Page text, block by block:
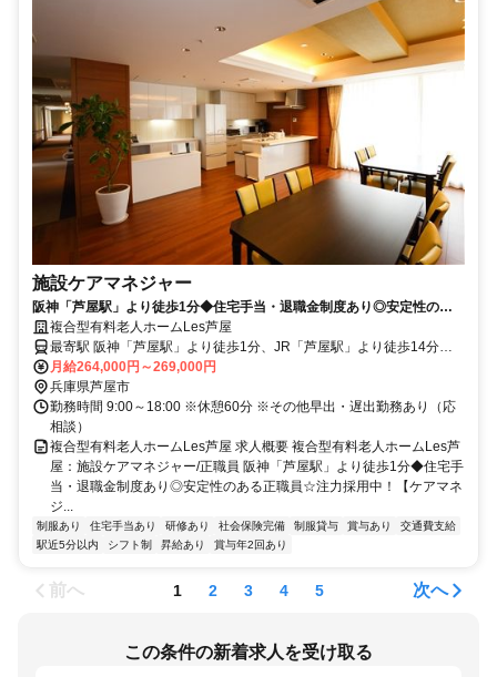
施設ケアマネジャー
阪神「芦屋駅」より徒歩1分◆住宅手当・退職金制度あり◎安定性のあ
る正職員☆注力採用中！【ケアマネジャー、正職員、芦屋市、芦屋駅/芦
屋川駅、複合型有料老人ホームLes芦屋】
複合型有料老人ホームLes芦屋
最寄駅 阪神「芦屋駅」より徒歩1分、JR「芦屋駅」より徒歩14分、
阪急「芦屋川駅」より徒歩15分
月給264,000円～269,000円
兵庫県芦屋市
勤務時間 9:00～18:00 ※休憩60分 ※その他早出・遅出勤務あり（応
相談）
複合型有料老人ホームLes芦屋 求人概要 複合型有料老人ホームLes芦
屋：施設ケアマネジャー/正職員 阪神「芦屋駅」より徒歩1分◆住宅手
当・退職金制度あり◎安定性のある正職員☆注力採用中！【ケアマネ
ジ...
制服あり 住宅手当あり 研修あり 社会保険完備 制服貸与 賞与あり
交通費支給
駅近5分以内
シフト制 昇給あり 賞与年2回あり
前へ 1 2 3 4 5 次へ
この条件の新着求人を受け取る